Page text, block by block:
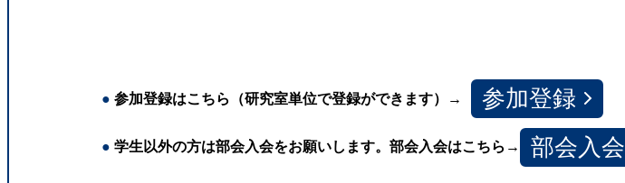
● 参加登録はこちら（研究室単位で登録ができます）→ 参加登録
● 学生以外の方は部会入会をお願いします。部会入会はこちら→ 部会入会